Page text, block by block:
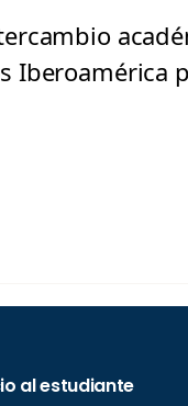
Iberoamérica